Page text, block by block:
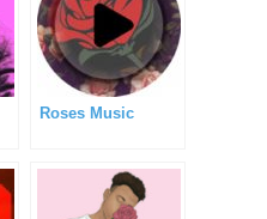
Roses Music